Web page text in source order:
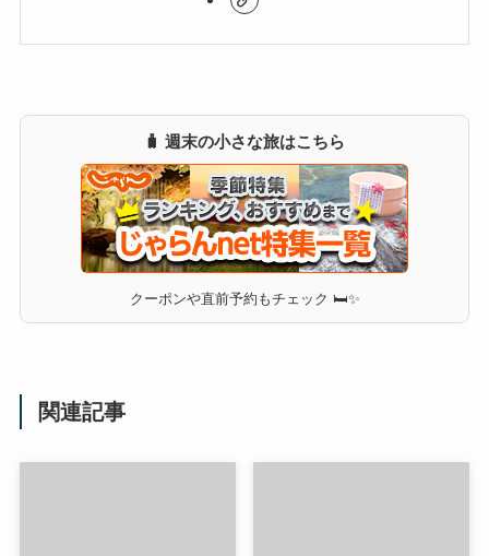
🧳 週末の小さな旅はこちら
クーポンや直前予約もチェック 🛏✨
関連記事